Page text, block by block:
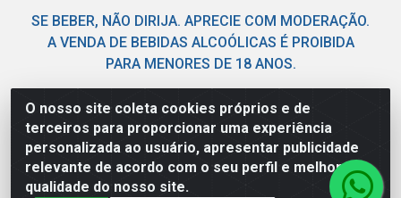
O nosso site coleta cookies próprios e de
terceiros para proporcionar uma experiência
personalizada ao usuário, apresentar publicidade
relevante de acordo com o seu perfil e melhorar a
qualidade do nosso site.
SE BEBER, NÃO DIRIJA. APRECIE COM MODERAÇÃO.
A VENDA DE BEBIDAS ALCOÓLICAS É PROIBIDA
PARA MENORES DE 18 ANOS.
Acioly Distribuidora - Av Piloto Pereira Tim - Parque de
Exposições - Parnamirim/RN - CEP 59146-480 - CNPJ
06.029.901/0001-92